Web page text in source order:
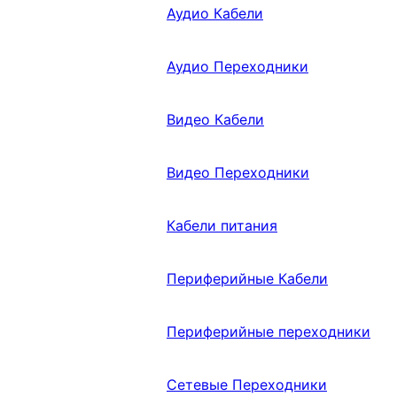
Аудио Кабели
Аудио Переходники
Видео Кабели
Видео Переходники
Кабели питания
Периферийные Кабели
Периферийные переходники
Сетевые Переходники